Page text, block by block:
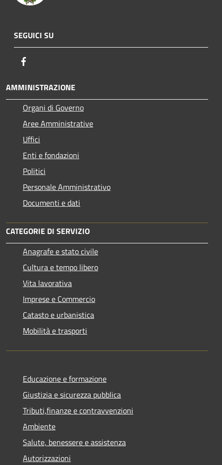
SEGUICI SU
AMMINISTRAZIONE
Organi di Governo
Aree Amministrative
Uffici
Enti e fondazioni
Politici
Personale Amministrativo
Documenti e dati
CATEGORIE DI SERVIZIO
Anagrafe e stato civile
Cultura e tempo libero
Vita lavorativa
Imprese e Commercio
Catasto e urbanistica
Mobilità e trasporti
Educazione e formazione
Giustizia e sicurezza pubblica
Tributi,finanze e contravvenzioni
Ambiente
Salute, benessere e assistenza
Autorizzazioni